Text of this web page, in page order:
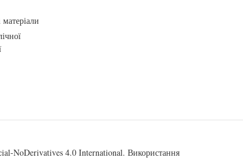
NoDerivatives 4.0 International. Використання